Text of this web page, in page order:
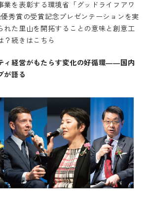
業を表彰する環境省「グッドライフアワ
秀賞の受賞記念プレゼンテーションを実
れた里山を開拓することの意味と創意工
？続きはこちら
ィ経営がもたらす変化の好循環――国内
が語る